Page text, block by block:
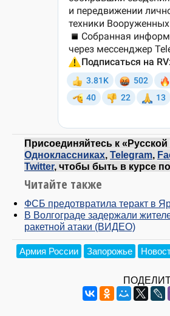
Присоединяйтесь к
Одноклассниках, Telegram,
Twitter, чтобы быть в курсе
Читайте также
ФСБ предотвратила теракт в
В Волгограде задержали
ракетной атаки (ВИДЕО)
Армия России Запорожье